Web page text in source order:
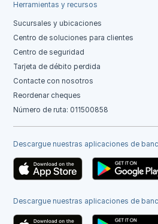
Herramientas y recursos
Sucursales y ubicaciones
Centro de soluciones para clientes
Centro de seguridad
Tarjeta de débito perdida
Contacte con nosotros
Reordenar cheques
Número de ruta: 011500858
Descargue nuestras aplicaciones de
Descargue nuestras aplicaciones de